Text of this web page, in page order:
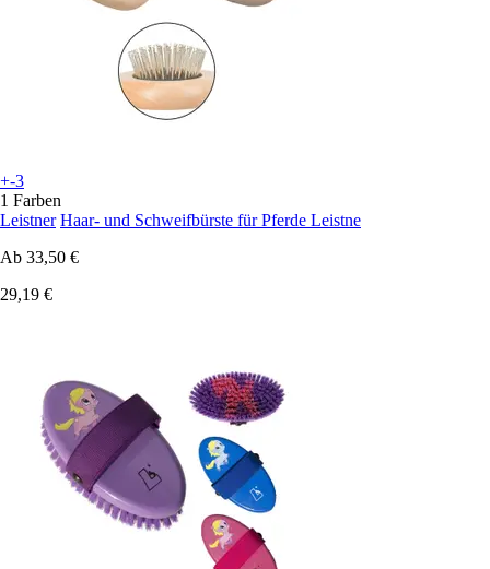
+-3
1 Farben
Leistner Haar- und Schweifbürste für Pferde Leistne
Ab 33,50 €
29,19 €